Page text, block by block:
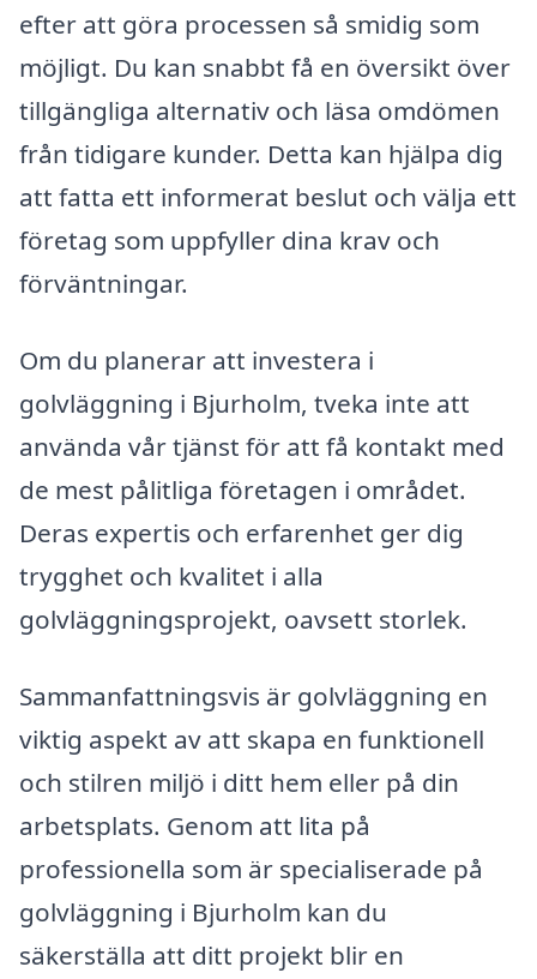
efter att göra processen så smidig som
möjligt. Du kan snabbt få en översikt över
tillgängliga alternativ och läsa omdömen
från tidigare kunder. Detta kan hjälpa dig
att fatta ett informerat beslut och välja ett
företag som uppfyller dina krav och
förväntningar.
Om du planerar att investera i
golvläggning i Bjurholm, tveka inte att
använda vår tjänst för att få kontakt med
de mest pålitliga företagen i området.
Deras expertis och erfarenhet ger dig
trygghet och kvalitet i alla
golvläggningsprojekt, oavsett storlek.
Sammanfattningsvis är golvläggning en
viktig aspekt av att skapa en funktionell
och stilren miljö i ditt hem eller på din
arbetsplats. Genom att lita på
professionella som är specialiserade på
golvläggning i Bjurholm kan du
säkerställa att ditt projekt blir en